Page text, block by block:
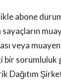
abone
sayaçların
veya
bir
Dağıtım